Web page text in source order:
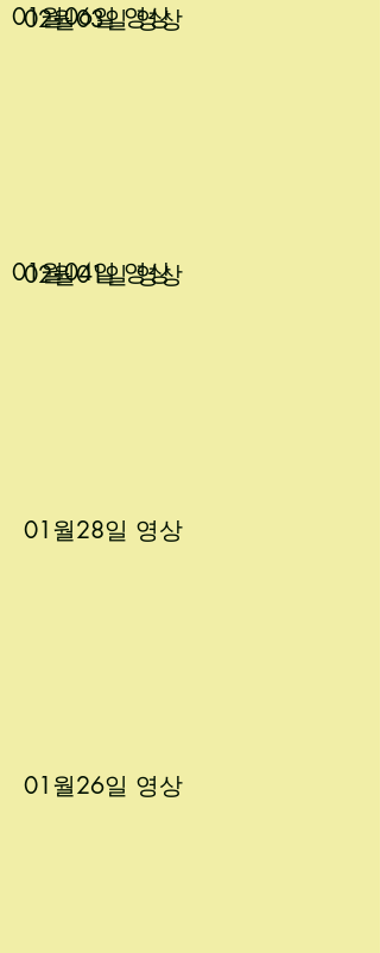
01월26일 영상
01월28일 영상
02월01일 영상
02월03일 영상
01월06일 영상
01월04일 영상